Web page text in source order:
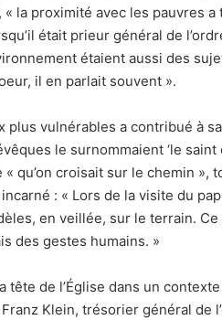
« la proximité avec les pauvres
était prieur général de
étaient aussi des
il en parlait souvent ».
plus vulnérables a contribué à
le surnommaient ‘le
qu’on croisait sur le chemin
: « Lors de la visite du
en veillée, sur le terrain.
des gestes humains. »
tête de l’Église dans un
Klein, trésorier général de